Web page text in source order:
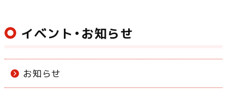
o
k
イベント・お知らせ
お知らせ